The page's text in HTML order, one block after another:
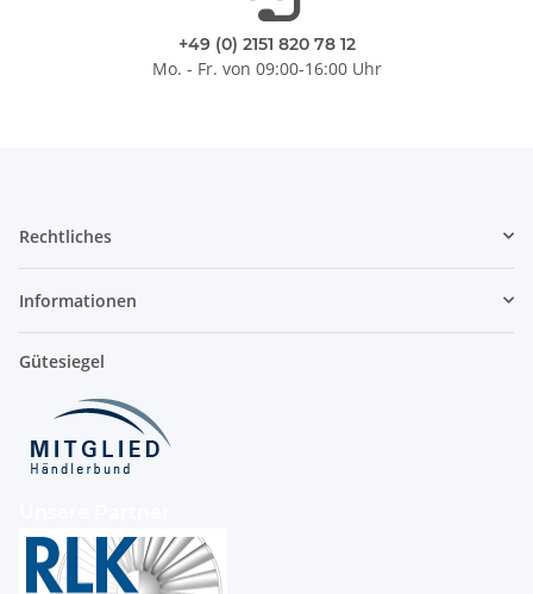
+49 (0) 2151 820 78 12
Mo. - Fr. von 09:00-16:00 Uhr
Rechtliches
Informationen
Gütesiegel